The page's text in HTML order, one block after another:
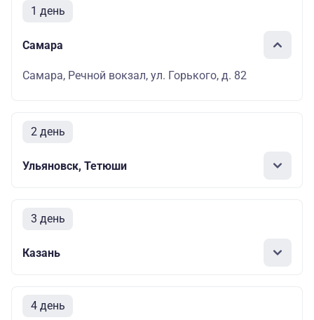
1 день
Самара
Самара, Речной вокзал, ул. Горького, д. 82
2 день
Ульяновск, Тетюши
3 день
Казань
4 день